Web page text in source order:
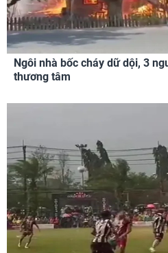
Ngôi nhà bốc cháy dữ dội, 3
thương tâm